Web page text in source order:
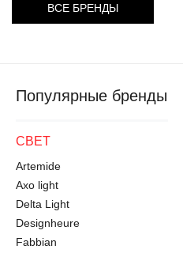
ВСЕ БРЕНДЫ
Популярные бренды
СВЕТ
Artemide
Axo light
Delta Light
Designheure
Fabbian